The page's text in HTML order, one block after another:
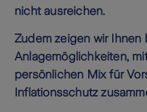
nicht ausreichen.
Zudem zeigen wir Ihnen
Anlagemöglichkeiten,
persönlichen Mix für
Inflationsschutz